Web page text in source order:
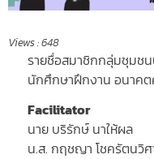
Views :648
รายชื่อสมาชิกกลุ่มชุม
นักศึกษาฝึกงาน อนาค
Facilitator
นาย บริรักษ์ นาให้ผล
น.ส. กฤชญา โชครัตนวิ